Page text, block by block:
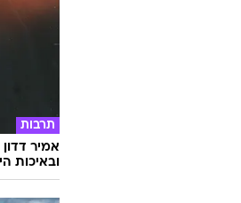
תרבות
אמיר
ובאיכות